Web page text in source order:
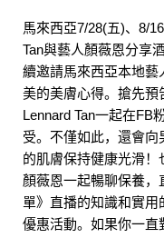
馬來西亞7/28(五)、8/
Tan與藝人顏薇恩分享
續邀請馬來西亞本地
美的美膚心得。搶先預
Lennard Tan一起在FB
受。不僅如此，還會
的肌膚保持健康光滑！
顏薇恩一起暢聊保養
單》直播的知識和實用
優惠活動。如果你一